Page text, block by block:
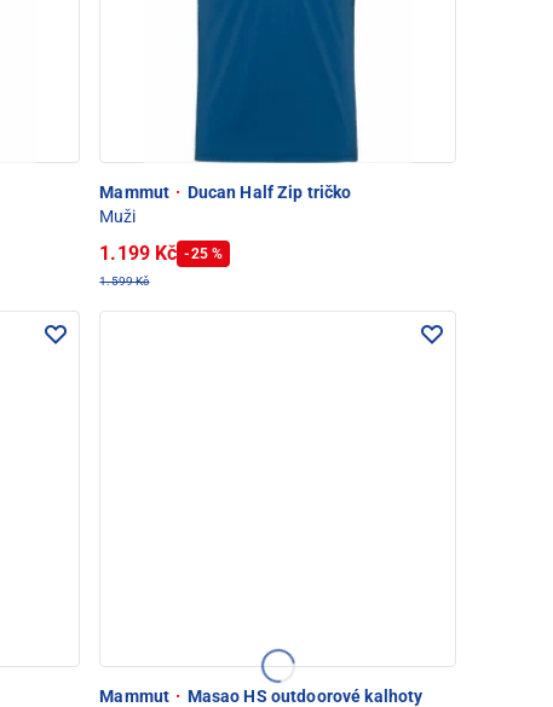
Mammut · Ducan Half Zip tričko
Muži
1.199 Kč -25 %
1.599 Kč
Mammut · Masao HS outdoorové kalhoty